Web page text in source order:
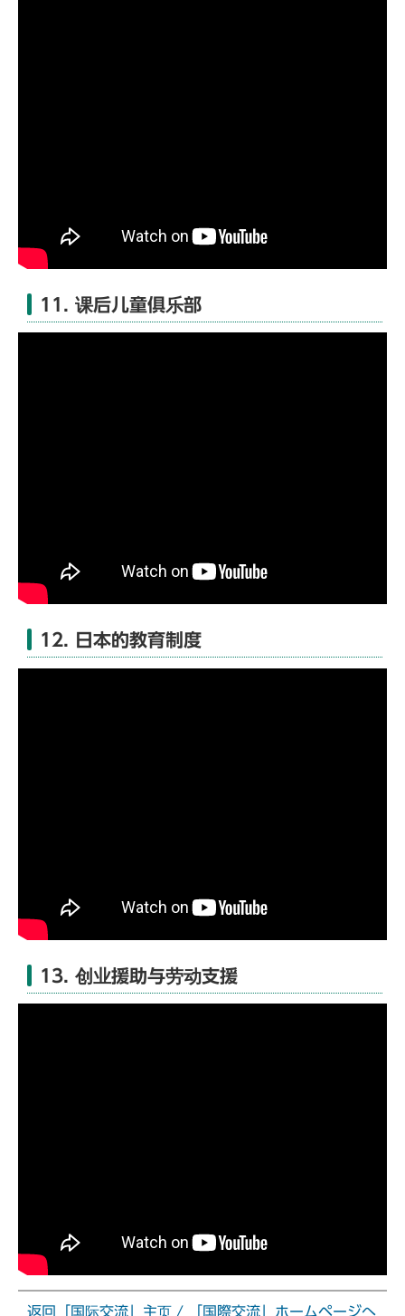
11. 课后儿童俱乐部
12. 日本的教育制度
13. 创业援助与劳动支援
返回「国际交流」主页 / 「国際交流」ホームページへ